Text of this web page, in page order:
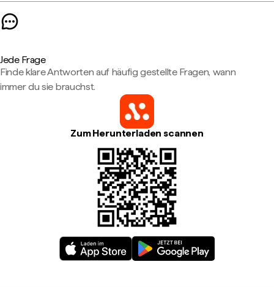
Jede Frage
Finde klare Antworten auf häufig gestellte Fragen, wann
immer du sie brauchst.
Zum Herunterladen scannen